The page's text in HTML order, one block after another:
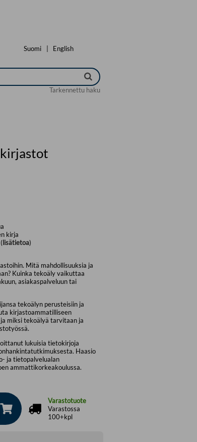
Suomi English
Tarkennettu haku
kirjastot
kirja
lisätietoa)
Mitä mahdollisuuksia ja
Kuinka tekoäly vaikuttaa
asiakaspalveluun tai
tekoälyn perusteisiin ja
kirjastoammatilliseen
miksi tekoälyä tarvitaan ja
lukuisia tietokirjoja
Haasio
ja tietopalvelualan
ammattikorkeakoulussa.
Varastotuote
Varastossa
100+kpl